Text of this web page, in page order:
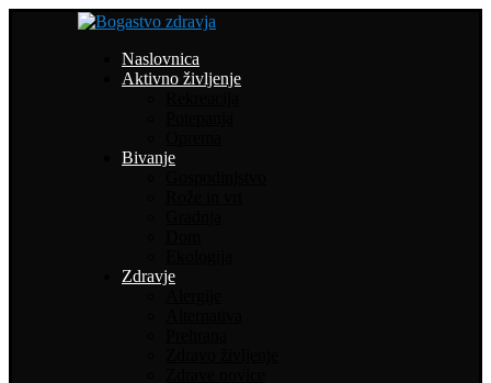
Naslovnica
Aktivno življenje
Bivanje
Zdravje